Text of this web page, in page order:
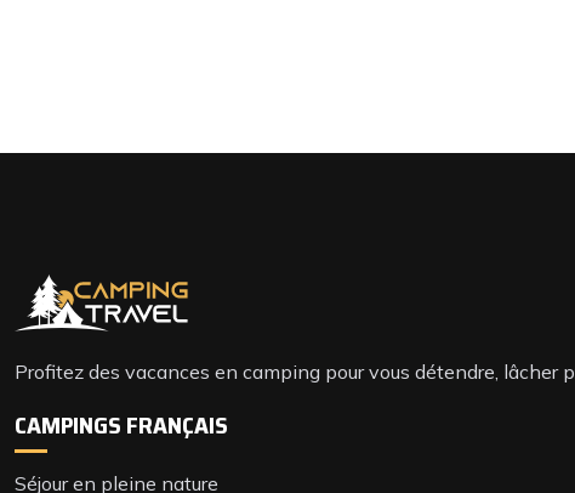
Profitez des vacances en camping pour vous détendre, lâcher
CAMPINGS FRANÇAIS
Séjour en pleine nature